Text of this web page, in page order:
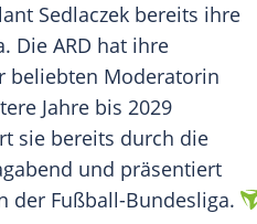
Sedlaczek bereits ihre
. Die ARD hat ihre
beliebten Moderatorin
Jahre bis 2029
sie bereits durch die
und präsentiert
der Fußball-Bundesliga.